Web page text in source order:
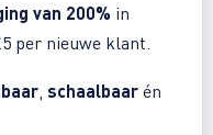
van 200% in
per nieuwe klant.
, schaalbaar én